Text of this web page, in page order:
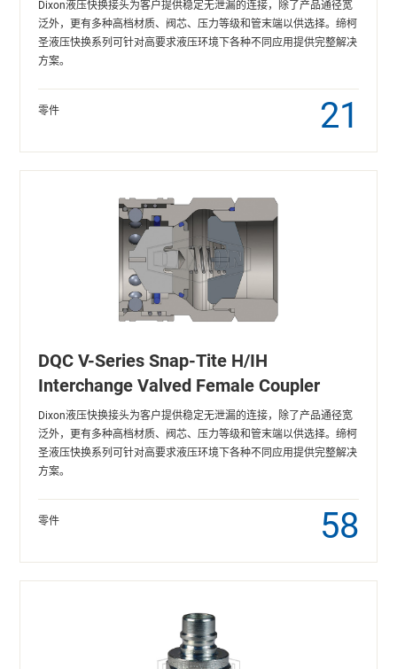
Dixon液压快换接头为客户提供稳定无泄漏的连接，除了产品通径宽
泛外，更有多种高档材质、阀芯、压力等级和管末端以供选择。缔柯
圣液压快换系列可针对高要求液压环境下各种不同应用提供完整解决
方案。
零件 21
DQC V-Series Snap-Tite H/IH
Interchange Valved Female Coupler
Dixon液压快换接头为客户提供稳定无泄漏的连接，除了产品通径宽
泛外，更有多种高档材质、阀芯、压力等级和管末端以供选择。缔柯
圣液压快换系列可针对高要求液压环境下各种不同应用提供完整解决
方案。
零件 58